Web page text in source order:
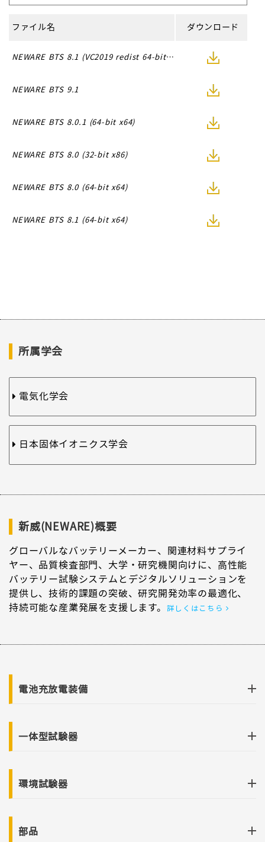
ファイル名 ダウンロード
NEWARE BTS 8.1 (VC2019 redist 64-bit x64)
NEWARE BTS 9.1
NEWARE BTS 8.0.1 (64-bit x64)
NEWARE BTS 8.0 (32-bit x86)
NEWARE BTS 8.0 (64-bit x64)
NEWARE BTS 8.1 (64-bit x64)
所属学会
電気化学会
日本固体イオニクス学会
新威(NEWARE)概要
グローバルなバッテリーメーカー、関連材料サプライ
ヤー、品質検査部門、大学・研究機関向けに、高性能
バッテリー試験システムとデジタルソリューションを
提供し、技術的課題の突破、研究開発効率の最適化、
持続可能な産業発展を支援します。
詳しくはこちら
電池充放電装備
一体型試験器
環境試験器
部品